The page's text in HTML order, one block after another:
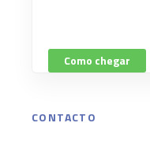
Como chegar
CONTACTO